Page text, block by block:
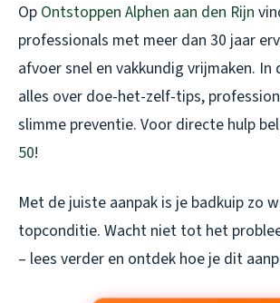
Op Ontstoppen Alphen aan den Rijn
professionals met meer dan 30 jaar
afvoer snel en vakkundig vrijmaken. In
alles over doe-het-zelf-tips,
slimme preventie. Voor directe hulp
50!
Met de juiste aanpak is je badkuip zo
topconditie. Wacht niet tot het
– lees verder en ontdek hoe je dit